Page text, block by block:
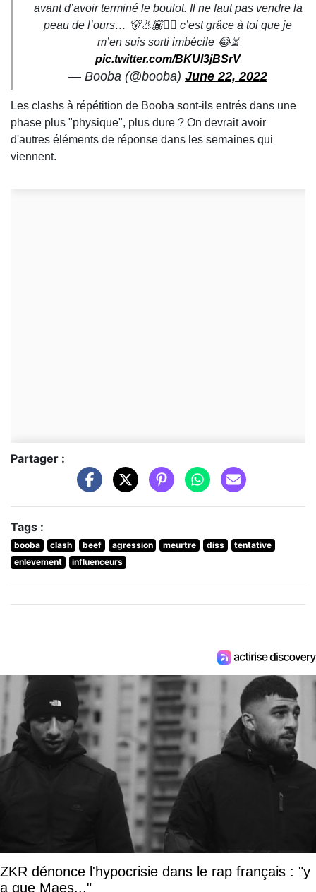
avant d’avoir terminé le boulot. Il ne faut pas vendre la
peau de l’ours… 🐻👃🏾🏴‍☠️ c’est grâce à toi que je
m’en suis sorti imbécile 😂⏳
pic.twitter.com/BKUI3jBSrV
— Booba (@booba) June 22, 2022
Les clashs à répétition de Booba sont-ils entrés dans une
phase plus "physique", plus dure ? On devrait avoir
d'autres éléments de réponse dans les semaines qui
viennent.
Partager :
Tags :
booba clash beef agression meurtre diss
tentative
enlevement
influenceurs
ZKR dénonce l'hypocrisie dans le rap français : "y
a que Maes..."